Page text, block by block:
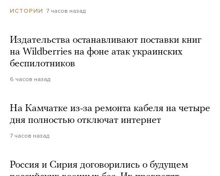
ИСТОРИИ 7 часов назад
Издательства останавливают поставки книг
на Wildberries на фоне атак украинских
беспилотников
6 часов назад
На Камчатке из-за ремонта кабеля на четыре
дня полностью отключат интернет
7 часов назад
Россия и Сирия договорились о будущем